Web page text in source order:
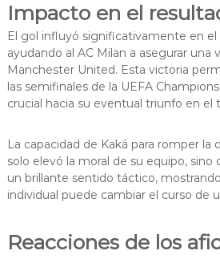
Impacto en el
El gol influyó significativamente en
ayudando al AC Milan a asegurar una
Manchester United. Esta victoria
las semifinales de la UEFA
crucial hacia su eventual triunfo en el
La capacidad de Kaká para romper la
solo elevó la moral de su equipo,
un brillante sentido táctico,
individual puede cambiar el curso de
Reacciones de los